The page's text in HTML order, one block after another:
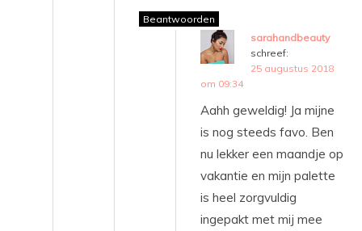
Beantwoorden
sarahandbeauty
schreef:
25 augustus 2018
om 09:34
Aahh geweldig! Ja mijne
is nog steeds favo. Ben
nu lekker een maandje op
vakantie en mijn palette
is heel zorgvuldig
ingepakt met mij mee